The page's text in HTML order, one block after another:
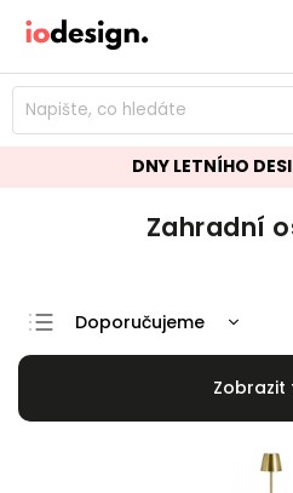
DNY LETNÍHO
Zahradní
Doporučujeme
Nejlevnější